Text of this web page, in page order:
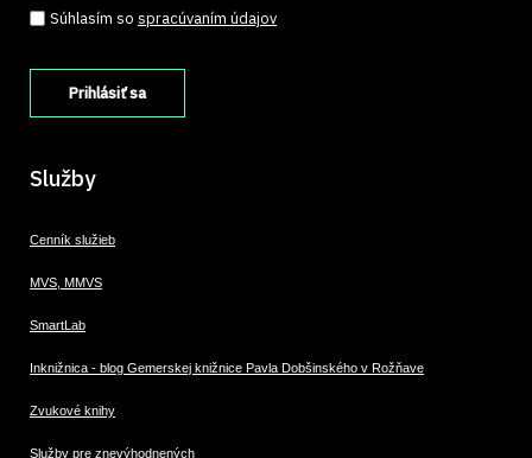
Súhlasím so spracúvaním údajov*
Súhlasím so spracúvaním údajov
Služby
Cenník služieb
MVS, MMVS
SmartLab
Inknižnica - blog Gemerskej knižnice Pavla Dobšinského v Rožňave
Zvukové knihy
Služby pre znevýhodnených